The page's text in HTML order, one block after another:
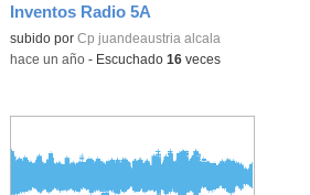
Inventos Radio 5A
Contenido educativo.
subido por Cp juandeaustria alcala
-hace un año- Escuchado 16veces